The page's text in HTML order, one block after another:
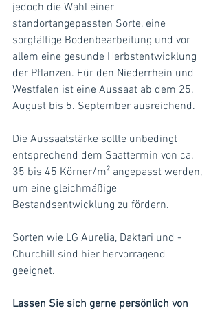
jedoch die Wahl einer
standortangepassten Sorte, eine
sorgfältige Bodenbearbeitung und vor
allem eine gesunde Herbstentwicklung
der Pflanzen. Für den Niederrhein und
Westfalen ist eine Aussaat ab dem 25.
August bis 5. September ausreichend.
Die Aussaatstärke sollte unbedingt
entsprechend dem Saattermin von ca.
35 bis 45 Körner/m² angepasst werden,
um eine gleichmäßige
Bestandsentwicklung zu fördern.
Sorten wie LG Aurelia, Daktari und ­
Churchill sind hier hervorragend
geeignet.
Lassen Sie sich gerne persönlich von